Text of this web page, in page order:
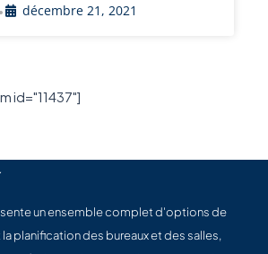
• décembre 21, 2021
id="11437"]
un ensemble complet d'options de
planification des bureaux et des salles,